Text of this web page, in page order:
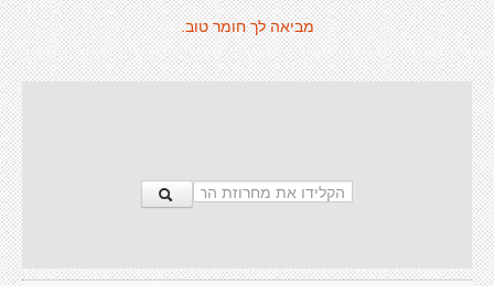
מביאה לך חומר טוב.